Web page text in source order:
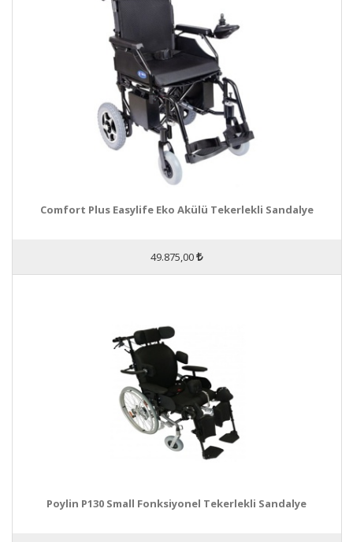
Comfort Plus Easylife Eko Akülü Tekerlekli Sandalye
49.875,00
Poylin P130 Small Fonksiyonel Tekerlekli Sandalye